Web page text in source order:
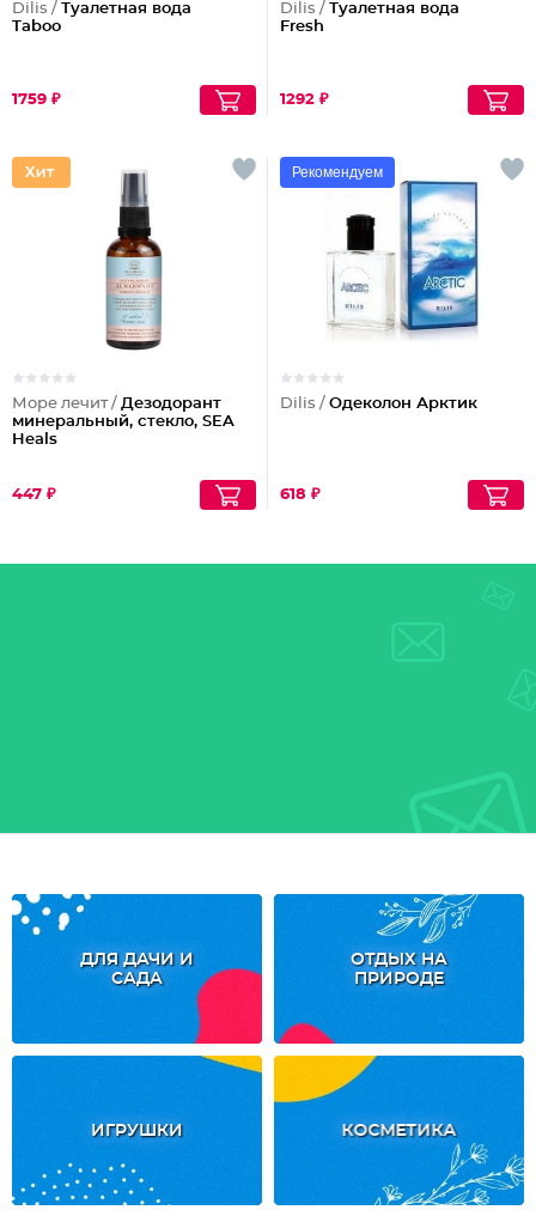
Dilis / Туалетная вода
Taboo
1759 ₽
Dilis / Туалетная вода
Fresh
1292 ₽
Море лечит / Дезодорант
минеральный, стекло, SEA
Heals
447 ₽
Рекомендуем
Dilis / Одеколон Арктик
618 ₽
ДЛЯ ДАЧИ И
САДА
ОТДЫХ НА
ПРИРОДЕ
ИГРУШКИ КОСМЕТИКА